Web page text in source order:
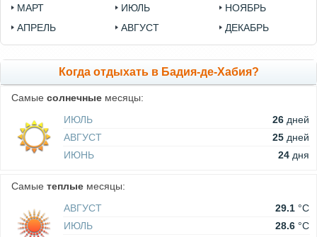
МАРТ
АПРЕЛЬ
ИЮЛЬ
АВГУСТ
НОЯБРЬ
ДЕКАБРЬ
Когда отдыхать в Бадия-де-Хабия?
Самые солнечные месяцы:
ИЮЛЬ
26 дней
АВГУСТ
25 дней
ИЮНЬ
24 дня
Самые теплые месяцы:
АВГУСТ
29.1 °C
ИЮЛЬ
28.6 °C